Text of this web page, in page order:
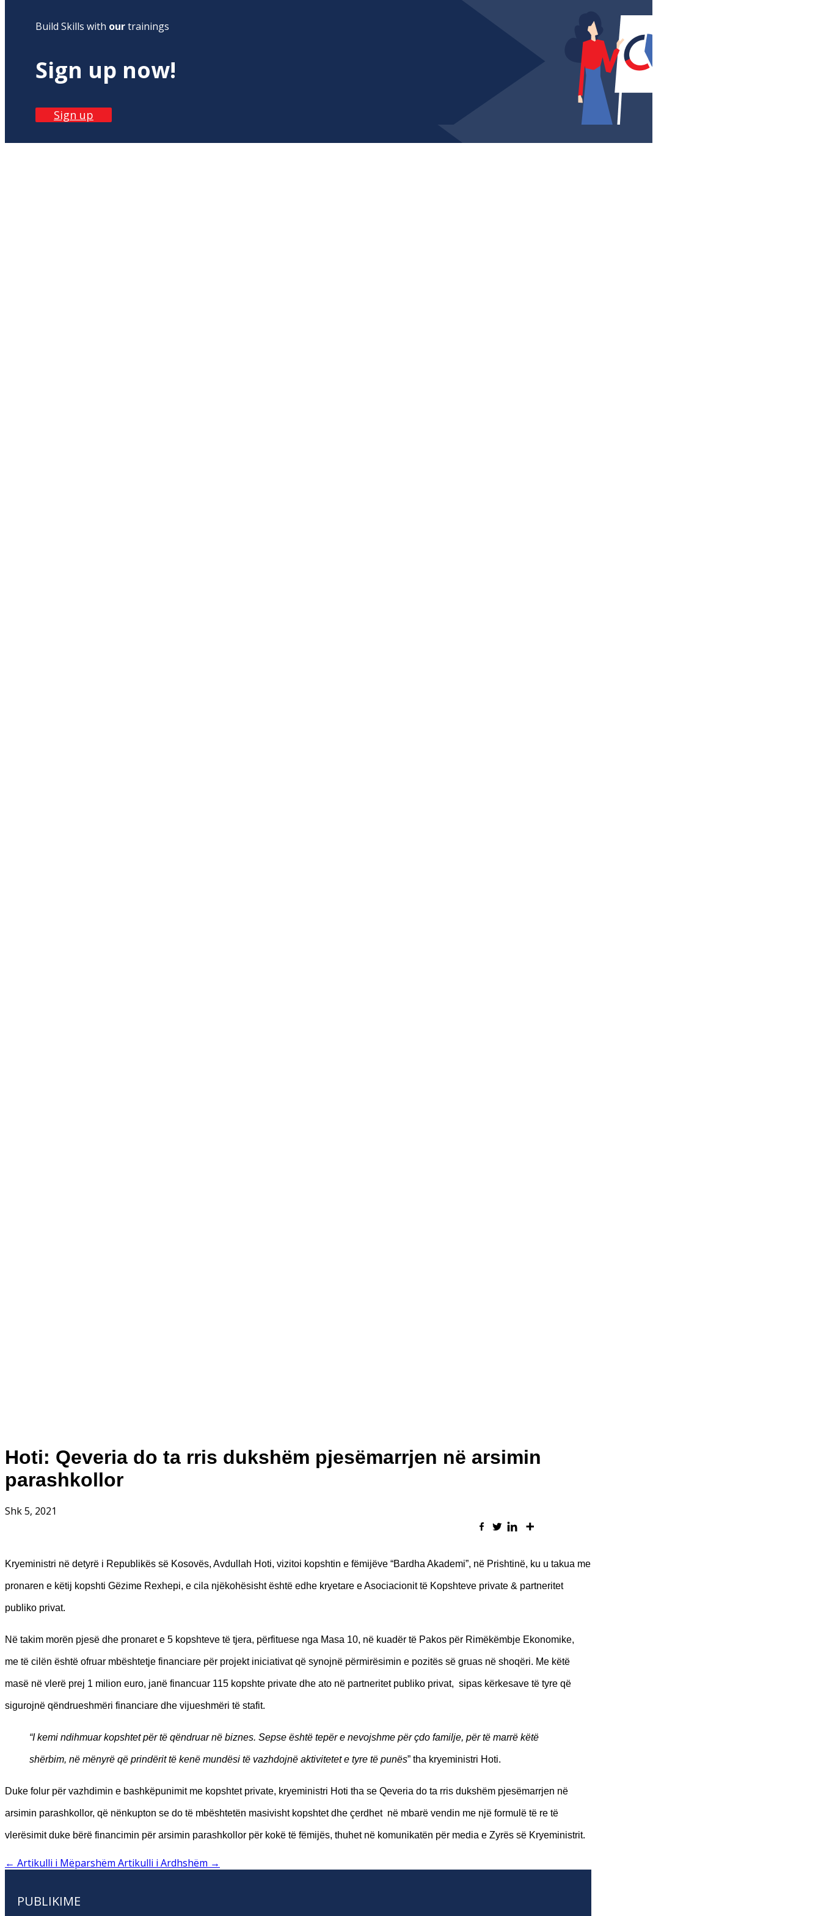
Build Skills with ourtrainings
Sign up now!
Sign up
Hoti: Qeveria do ta rris dukshëm pjesëmarrjen në arsimin
parashkollor
Shk 5, 2021
Kryeministri në detyrë i Republikës së Kosovës, Avdullah Hoti, vizitoi kopshtin e fëmijëve “Bardha Akademi”, në Prishtinë, ku u takua me
pronaren e këtij kopshti Gëzime Rexhepi, e cila njëkohësisht është edhe kryetare e Asociacionit të Kopshteve private & partneritet
publiko privat.
Në takim morën pjesë dhe pronaret e 5 kopshteve të tjera, përfituese nga Masa 10, në kuadër të Pakos për Rimëkëmbje Ekonomike,
me të cilën është ofruar mbështetje financiare për projekt iniciativat që synojnë përmirësimin e pozitës së gruas në shoqëri. Me këtë
masë në vlerë prej 1 milion euro, janë financuar 115 kopshte private dhe ato në partneritet publiko privat, sipas kërkesave të tyre që
sigurojnë qëndrueshmëri financiare dhe vijueshmëri të stafit.
“I kemi ndihmuar kopshtet për të qëndruar në biznes. Sepse është tepër e nevojshme për çdo familje, për të marrë këtë
shërbim, në mënyrë që prindërit të kenë mundësi të vazhdojnë aktivitetet e tyre të punës” tha kryeministri Hoti.
Duke folur për vazhdimin e bashkëpunimit me kopshtet private, kryeministri Hoti tha se Qeveria do ta rris dukshëm pjesëmarrjen në
arsimin parashkollor, që nënkupton se do të mbështetën masivisht kopshtet dhe çerdhet në mbarë vendin me një formulë të re të
vlerësimit duke bërë financimin për arsimin parashkollor për kokë të fëmijës, thuhet në komunikatën për media e Zyrës së Kryeministrit.
← Artikulli i Mëparshëm Artikulli i Ardhshëm →
PUBLIKIME